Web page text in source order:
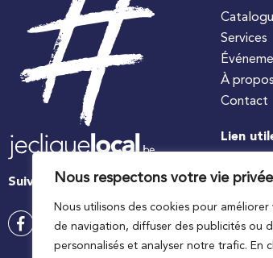
Nous respectons votre vie privée
Nous utilisons des cookies pour
de navigation, diffuser des publicités ou
personnalisés et analyser notre trafic. En
Suivez-nous
Services
À propos
Contact
Lien
Ministre